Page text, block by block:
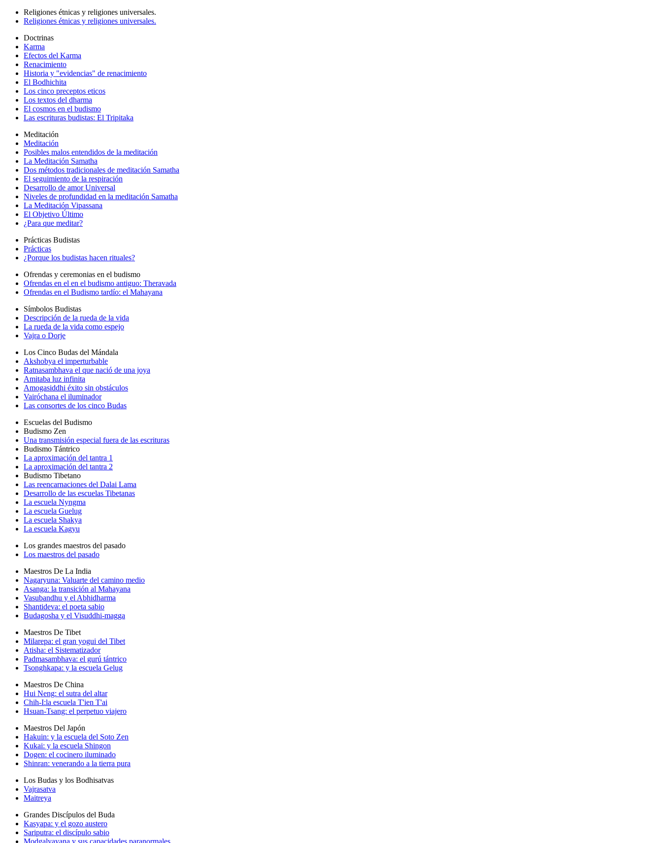
Religiones étnicas y religiones universales.
Religiones étnicas y religiones universales.
Doctrinas
Karma
Efectos del Karma
Renacimiento
Historia y "evidencias" de renacimiento
El Bodhichita
Los cinco preceptos eticos
Los textos del dharma
El cosmos en el budismo
Las escrituras budistas: El Tripitaka
Meditación
Meditación
Posibles malos entendidos de la meditación
La Meditación Samatha
Dos métodos tradicionales de meditación Samatha
El seguimiento de la respiración
Desarrollo de amor Universal
Niveles de profundidad en la meditación Samatha
La Meditación Vipassana
El Objetivo Último
¿Para que meditar?
Prácticas Budistas
Prácticas
¿Porque los budistas hacen rituales?
Ofrendas y ceremonias en el budismo
Ofrendas en el en el budismo antiguo: Theravada
Ofrendas en el Budismo tardío: el Mahayana
Símbolos Budistas
Descripción de la rueda de la vida
La rueda de la vida como espejo
Vajra o Dorje
Los Cinco Budas del Mándala
Akshobya el imperturbable
Ratnasambhava el que nació de una joya
Amitaba luz infinita
Amogasiddhi éxito sin obstáculos
Vairóchana el iluminador
Las consortes de los cinco Budas
Escuelas del Budismo
Budismo Zen
Una transmisión especial fuera de las escrituras
Budismo Tántrico
La aproximación del tantra 1
La aproximación del tantra 2
Budismo Tibetano
Las reencarnaciones del Dalai Lama
Desarrollo de las escuelas Tibetanas
La escuela Nyngma
La escuela Guelug
La escuela Shakya
La escuela Kagyu
Los grandes maestros del pasado
Los maestros del pasado
Maestros De La India
Nagaryuna: Valuarte del camino medio
Asanga: la transición al Mahayana
Vasubandhu y el Abhidharma
Shantideva: el poeta sabio
Budagosha y el Visuddhi-magga
Maestros De Tibet
Milarepa: el gran yogui del Tibet
Atisha: el Sistematizador
Padmasambhava: el gurú tántrico
Tsonghkapa: y la escuela Gelug
Maestros De China
Hui Neng: el sutra del altar
Chih-I:la escuela T'ien T'ai
Hsuan-Tsang: el perpetuo viajero
Maestros Del Japón
Hakuin: y la escuela del Soto Zen
Kukai: y la escuela Shingon
Dogen: el cocinero iluminado
Shinran: venerando a la tierra pura
Los Budas y los Bodhisatvas
Vajrasatva
Maitreya
Grandes Discípulos del Buda
Kasyapa: y el gozo austero
Sariputra: el discípulo sabio
Modgalyayana y sus capacidades paranormales